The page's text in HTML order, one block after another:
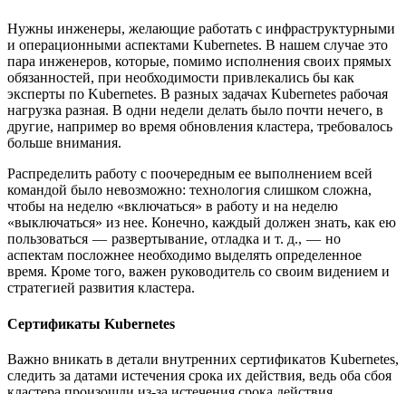
Нужны инженеры, желающие работать с инфраструктурными
и операционными аспектами Kubernetes. В нашем случае это
пара инженеров, которые, помимо исполнения своих прямых
обязанностей, при необходимости привлекались бы как
эксперты по Kubernetes. В разных задачах Kubernetes рабочая
нагрузка разная. В одни недели делать было почти нечего, в
другие, например во время обновления кластера, требовалось
больше внимания.
Распределить работу с поочередным ее выполнением всей
командой было невозможно: технология слишком сложна,
чтобы на неделю «включаться» в работу и на неделю
«выключаться» из нее. Конечно, каждый должен знать, как ею
пользоваться — развертывание, отладка и т. д., — но
аспектам посложнее необходимо выделять определенное
время. Кроме того, важен руководитель со своим видением и
стратегией развития кластера.
Сертификаты Kubernetes
Важно вникать в детали внутренних сертификатов Kubernetes,
следить за датами истечения срока их действия, ведь оба сбоя